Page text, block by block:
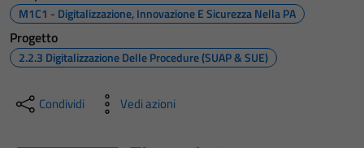
M1C1 - Digitalizzazione, Innovazione E Sicurezza Nella PA
Progetto
2.2.3 Digitalizzazione Delle Procedure (SUAP & SUE)
Condividi Vedi azioni